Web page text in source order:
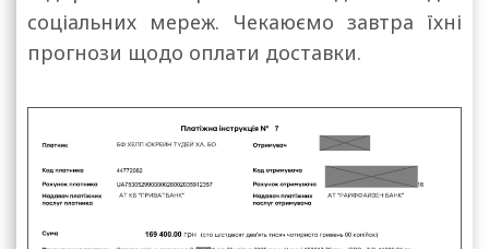
соціальних мереж. Чекаюємо завтра їхні
прогнози щодо оплати доставки.